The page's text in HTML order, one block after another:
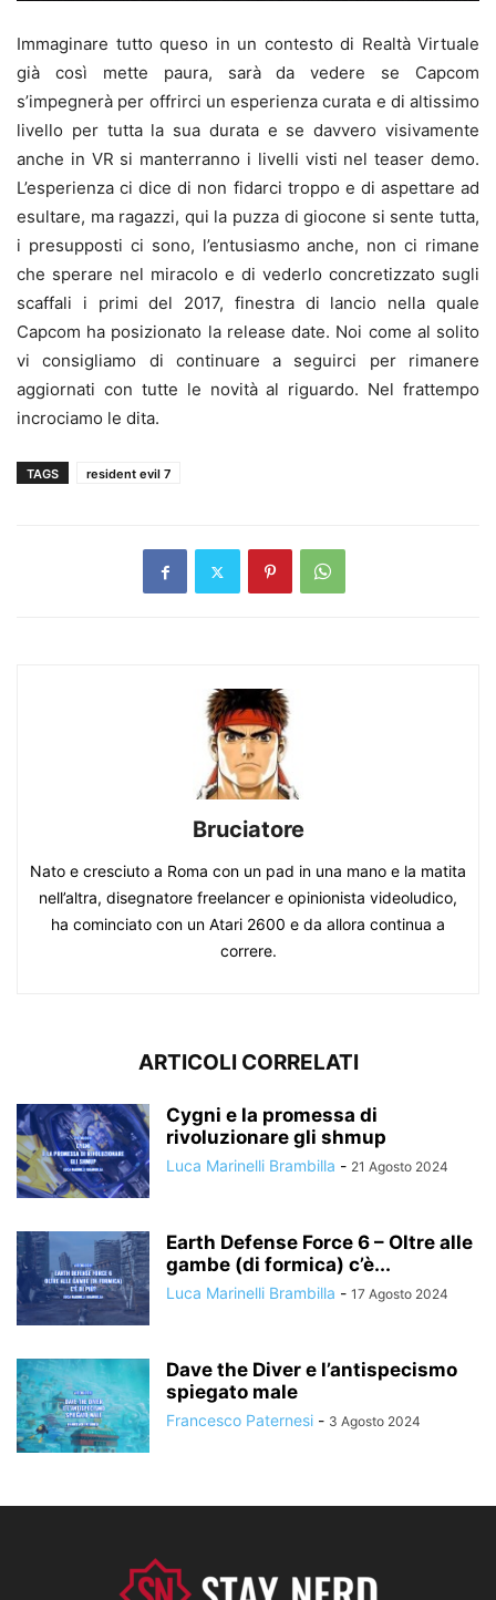
Immaginare tutto queso in un contesto di Realtà Virtuale
già così mette paura, sarà da vedere se Capcom
s’impegnerà per offrirci un esperienza curata e di altissimo
livello per tutta la sua durata e se davvero visivamente
anche in VR si manterranno i livelli visti nel teaser demo.
L’esperienza ci dice di non fidarci troppo e di aspettare ad
esultare, ma ragazzi, qui la puzza di giocone si sente tutta,
i presupposti ci sono, l’entusiasmo anche, non ci rimane
che sperare nel miracolo e di vederlo concretizzato sugli
scaffali i primi del 2017, finestra di lancio nella quale
Capcom ha posizionato la release date. Noi come al solito
vi consigliamo di continuare a seguirci per rimanere
aggiornati con tutte le novità al riguardo. Nel frattempo
incrociamo le dita.
TAGS resident evil 7
Bruciatore
Nato e cresciuto a Roma con un pad in una mano e la matita
nell’altra, disegnatore freelancer e opinionista videoludico,
ha cominciato con un Atari 2600 e da allora continua a
correre.
ARTICOLI CORRELATI
Cygni e la promessa di
rivoluzionare gli shmup
Luca Marinelli Brambilla - 21 Agosto 2024
Earth Defense Force 6 – Oltre alle
gambe (di formica) c’è...
Luca Marinelli Brambilla - 17 Agosto 2024
Dave the Diver e l’antispecismo
spiegato male
Francesco Paternesi - 3 Agosto 2024